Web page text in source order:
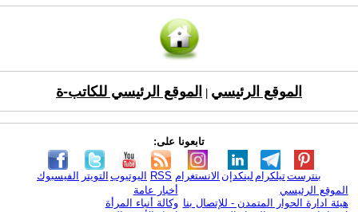
الموقع الرئيسي الموقع الرئيسي للكاتب-ة
تابعونا على:
الفيسبوك التويتر اليوتيوب RSS الانستغرام لينكدإن تيلكرامبنترست
الموقع الرئيسي
هيئة ادارة الحوار المتمدن - للإتصال بنا
أخبار عامة
وكالة أنباء المرأة